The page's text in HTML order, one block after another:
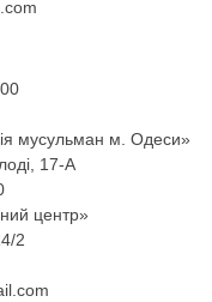
мусульман м. Одеси»
17-А
центр»
2